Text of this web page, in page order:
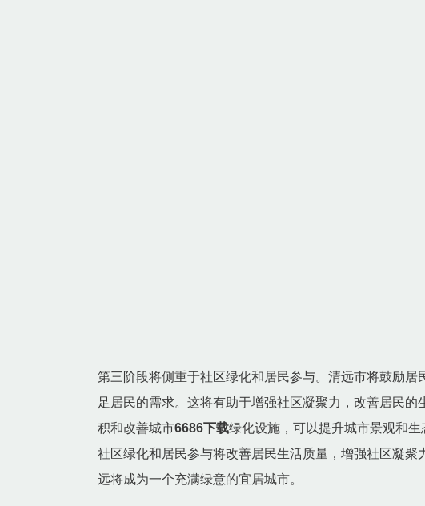
第三阶段将侧重于社区绿化和居民参与。清远市将鼓励
足居民的需求。这将有助于增强社区凝聚力，改善居民
积和改善城市6686下载绿化设施，可以提升城市景观和
社区绿化和居民参与将改善居民生活质量，增强社区凝
远将成为一个充满绿意的宜居城市。